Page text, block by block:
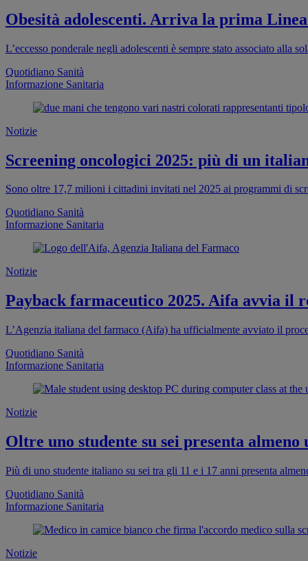
Obesità adolescenti. Arriva la prima
L’eccesso ponderale negli adolescenti è sempre stato associato
Quotidiano Sanità
Informazione Sanitaria
Notizie
Screening oncologici 2025: più di un
Sono oltre 17,7 milioni i cittadini invitati nel 2025 ai programmi di
Quotidiano Sanità
Informazione Sanitaria
Notizie
Payback farmaceutico 2025. Aifa avvia
L’Agenzia italiana del farmaco (Aifa) ha ufficialmente avviato il
Quotidiano Sanità
Informazione Sanitaria
Notizie
Oltre uno studente su sei presenta
Più di uno studente italiano su sei tra gli 11 e i 17 anni presenta
Quotidiano Sanità
Informazione Sanitaria
Notizie